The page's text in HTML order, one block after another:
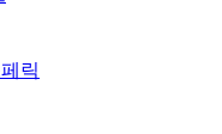
릭